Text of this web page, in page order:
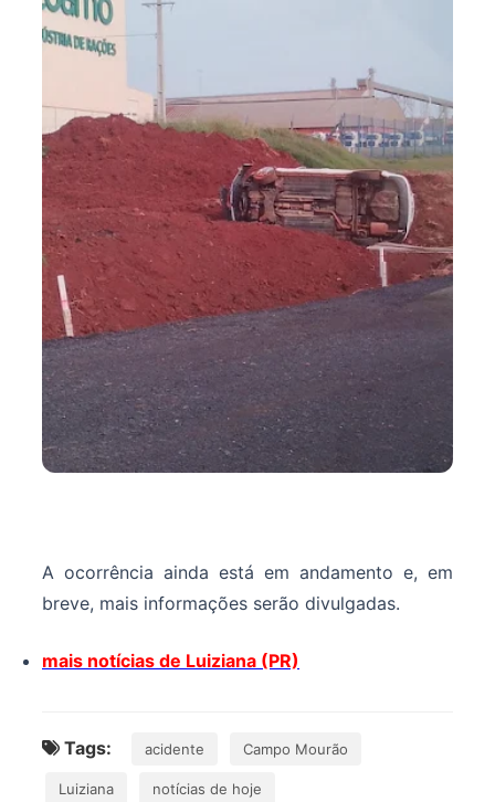
A ocorrência ainda está em andamento e, em
breve, mais informações serão divulgadas.
mais notícias de Luiziana (PR)
Tags: acidente Campo Mourão
Luiziana notícias de hoje